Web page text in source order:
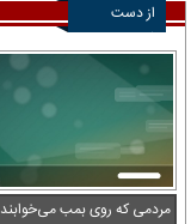
از دست
ندهید
مردمی که روی بمب می‌خوابند